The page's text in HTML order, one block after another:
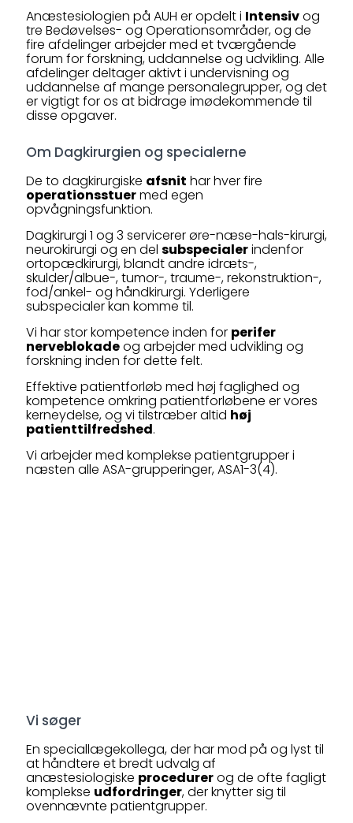
Anæstesiologien på AUH er opdelt i Intensivog
tre Bedøvelses- og Operationsområder, og de
fire afdelinger arbejder med et tværgående
forum for forskning, uddannelse og udvikling. Alle
afdelinger deltager aktivt i undervisning og
uddannelse af mange personalegrupper, og det
er vigtigt for os at bidrage imødekommende til
disse opgaver.
Om Dagkirurgien og specialerne
De to dagkirurgiske afsnit har hver fire
operationsstuermed egen
opvågningsfunktion.
Dagkirurgi 1 og 3 servicerer øre-næse-hals-kirurgi,
neurokirurgi og en del subspecialerindenfor
ortopædkirurgi, blandt andre idræts-,
skulder/albue-, tumor-, traume-, rekonstruktion-,
fod/ankel- og håndkirurgi. Yderligere
subspecialer kan komme til.
Vi har stor kompetence inden for perifer
nerveblokadeog arbejder med udvikling og
forskning inden for dette felt.
Effektive patientforløb med høj faglighed og
kompetence omkring patientforløbene er vores
kerneydelse, og vi tilstræber altid høj
patienttilfredshed.
Vi arbejder med komplekse patientgrupper i
næsten alle ASA-grupperinger, ASA1-3(4).
Vi søger
En speciallægekollega, der har mod på og lyst til
at håndtere et bredt udvalg af
anæstesiologiske procedurerog de ofte fagligt
komplekse udfordringer, der knytter sig til
ovennævnte patientgrupper.